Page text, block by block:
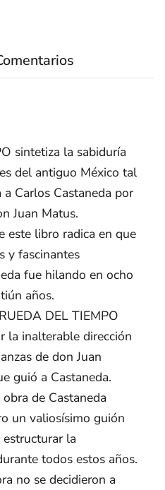
sintetiza la sabiduría
del antiguo México tal
Carlos Castaneda por
Juan Matus.
este libro radica en que
y fascinantes
fue hilando en ocho
años.
DEL TIEMPO
la inalterable dirección
de don Juan
guió a Castaneda.
de Castaneda
un valiosísimo guión
la
todos estos años.
no se decidieron a